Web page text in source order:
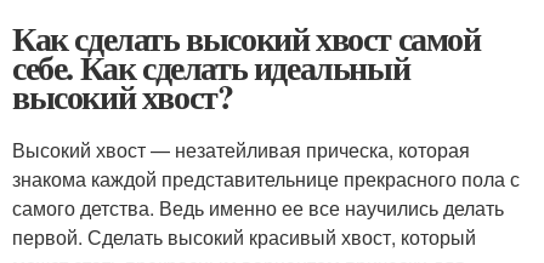
Как сделать высокий хвост самой
себе. Как сделать идеальный
высокий хвост?
Высокий хвост — незатейливая прическа, которая
знакома каждой представительнице прекрасного пола с
самого детства. Ведь именно ее все научились делать
первой. Сделать высокий красивый хвост, который